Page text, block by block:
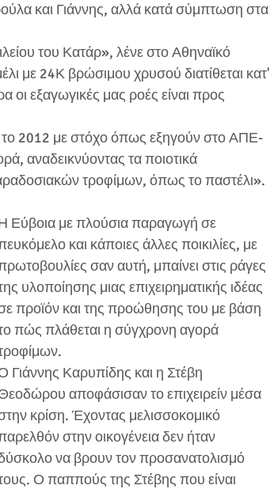
και Γιάννης, αλλά κατά σύμπτωση στα
του Κατάρ», λένε στο Αθηναϊκό
με 24Κ βρώσιμου χρυσού διατίθεται κατ'
οι εξαγωγικές μας ροές είναι προς
το 2012 με στόχο όπως εξηγούν στο ΑΠΕ-
αναδεικνύοντας τα ποιοτικά
τροφίμων, όπως το παστέλι».
Εύβοια με πλούσια παραγωγή σε
και κάποιες άλλες ποικιλίες, με
σαν αυτή, μπαίνει στις ράγες
υλοποίησης μιας επιχειρηματικής ιδέας
προϊόν και της προώθησης του με βάση
πώς πλάθεται η σύγχρονη αγορά
Γιάννης Καρυπίδης και η Στέβη
αποφάσισαν το επιχειρείν μέσα
κρίση. Έχοντας μελισσοκομικό
στην οικογένεια δεν ήταν
να βρουν τον προσανατολισμό
Ο παππούς της Στέβης που είναι